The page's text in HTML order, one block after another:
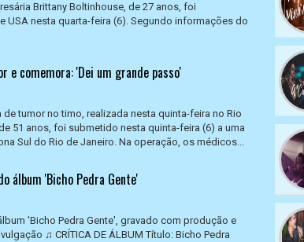
Brittany Boltinhouse, de 27 anos, foi
nesta quarta-feira (6). Segundo informações do
e comemora: 'Dei um grande passo'
tumor no timo, realizada nesta quinta-feira no Rio
51 anos, foi submetido nesta quinta-feira (6) a uma
Sul do Rio de Janeiro. Na operação, os médicos...
álbum 'Bicho Pedra Gente'
'Bicho Pedra Gente', gravado com produção e
♫ CRÍTICA DE ÁLBUM Título: Bicho Pedra